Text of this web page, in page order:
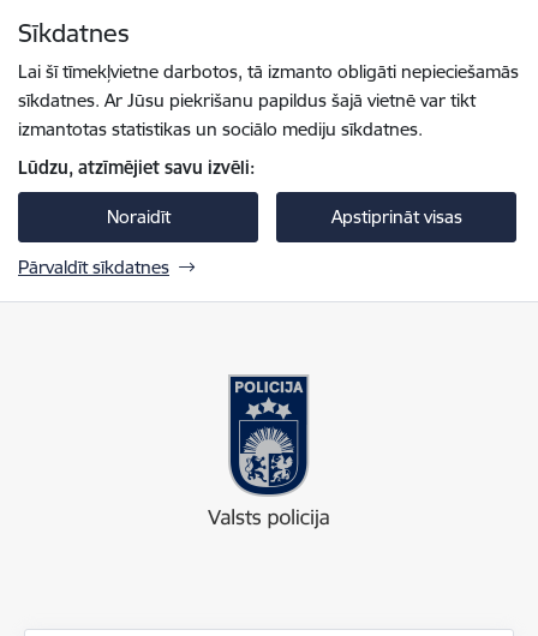
Sīkdatnes
Lai šī tīmekļvietne darbotos, tā izmanto obligāti nepieciešamās
sīkdatnes. Ar Jūsu piekrišanu papildus šajā vietnē var tikt
izmantotas statistikas un sociālo mediju sīkdatnes.
Lūdzu, atzīmējiet savu izvēli:
Noraidīt Apstiprināt visas
Pārvaldīt sīkdatnes